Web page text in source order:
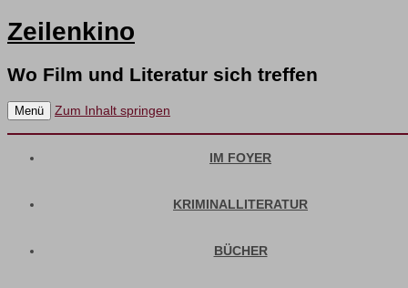
Zeilenkino
Wo Film und Literatur sich treffen
Menü Zum Inhalt springen
IM FOYER
KRIMINALLITERATUR
BÜCHER